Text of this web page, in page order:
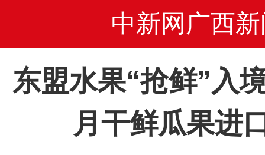
中新网广西新
东盟水果“抢鲜”入
月干鲜瓜果进